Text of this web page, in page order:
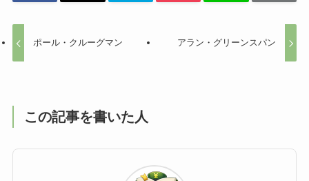
ポール・クルーグマン アラン・グリーンスパン
この記事を書いた人